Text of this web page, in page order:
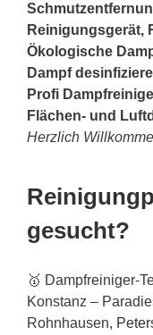
Reinigungsgerät,
Ökologische
Dampf
Profi
Flächen- und
Herzlich
gesucht?
🥇 Dampfreiniger-
Konstanz –
Rohnhausen,